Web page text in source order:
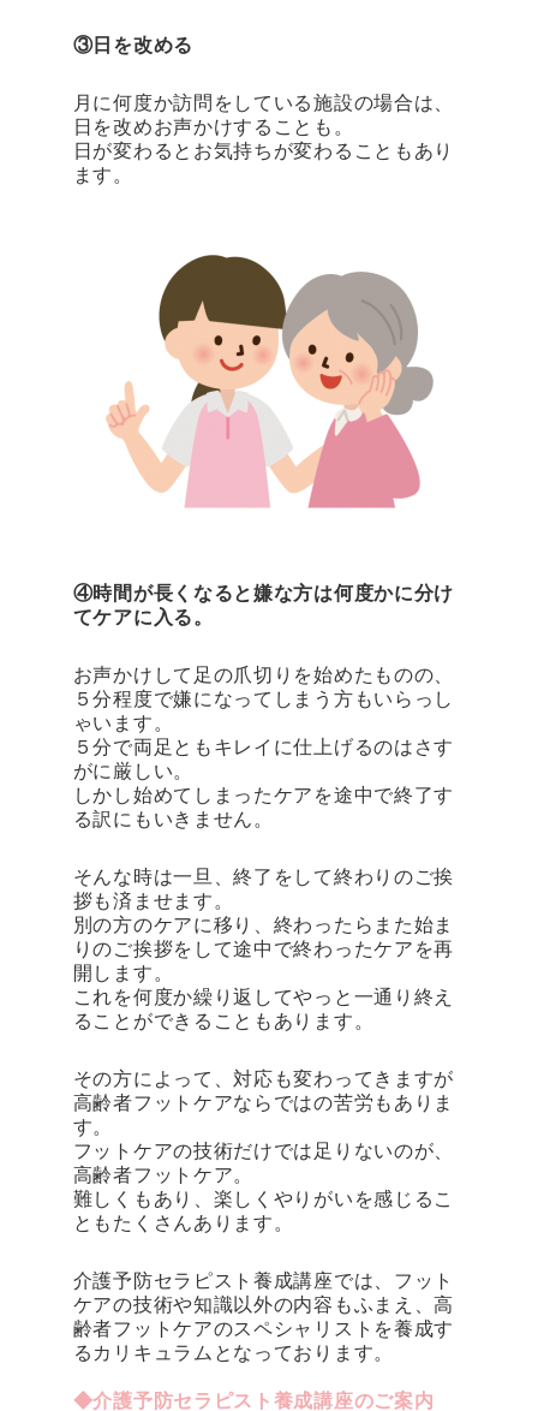
③日を改める
月に何度か訪問をしている施設の場合は、
日を改めお声かけすることも。
日が変わるとお気持ちが変わることもあり
ます。
④時間が長くなると嫌な方は何度かに分け
てケアに入る。
お声かけして足の爪切りを始めたものの、
５分程度で嫌になってしまう方もいらっし
ゃいます。
５分で両足ともキレイに仕上げるのはさす
がに厳しい。
しかし始めてしまったケアを途中で終了す
る訳にもいきません。
そんな時は一旦、終了をして終わりのご挨
拶も済ませます。
別の方のケアに移り、終わったらまた始ま
りのご挨拶をして途中で終わったケアを再
開します。
これを何度か繰り返してやっと一通り終え
ることができることもあります。
その方によって、対応も変わってきますが
高齢者フットケアならではの苦労もありま
す。
フットケアの技術だけでは足りないのが、
高齢者フットケア。
難しくもあり、楽しくやりがいを感じるこ
ともたくさんあります。
介護予防セラピスト養成講座では、フット
ケアの技術や知識以外の内容もふまえ、高
齢者フットケアのスペシャリストを養成す
るカリキュラムとなっております。
◆介護予防セラピスト養成講座のご案内